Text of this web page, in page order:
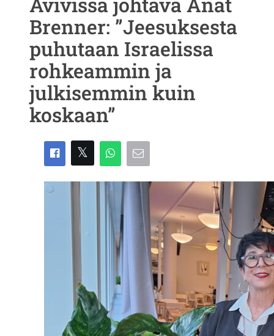
Brenner: ”Jeesuksesta
puhutaan Israelissa
rohkeammin ja
julkisemmin kuin
koskaan”